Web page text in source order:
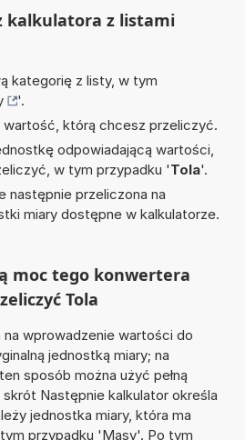
kalkulatora z listami
kategorię z listy, w tym
'.
wartość, którą chcesz przeliczyć.
odpowiadającą wartości,
w tym przypadku 'Tola'.
następnie przeliczona na
miary dostępne w kalkulatorze.
moc tego konwertera
Tola
na wprowadzenie wartości do
jednostką miary; na
sposób można użyć pełną
Następnie kalkulator określa
jednostka miary, która ma
przypadku 'Masy'. Po tym